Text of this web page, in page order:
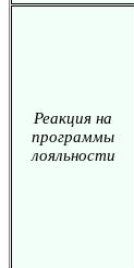
Реакция на
программы
лояльности